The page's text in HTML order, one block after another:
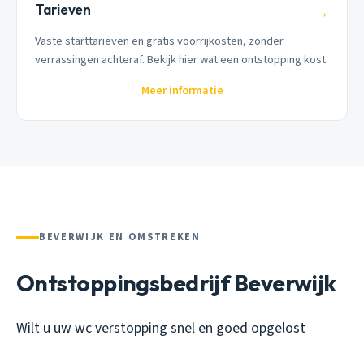
Tarieven →
Vaste starttarieven en gratis voorrijkosten, zonder
verrassingen achteraf. Bekijk hier wat een ontstopping kost.
Meer informatie
BEVERWIJK EN OMSTREKEN
Ontstoppingsbedrijf Beverwijk
Wilt u uw wc verstopping snel en goed opgelost